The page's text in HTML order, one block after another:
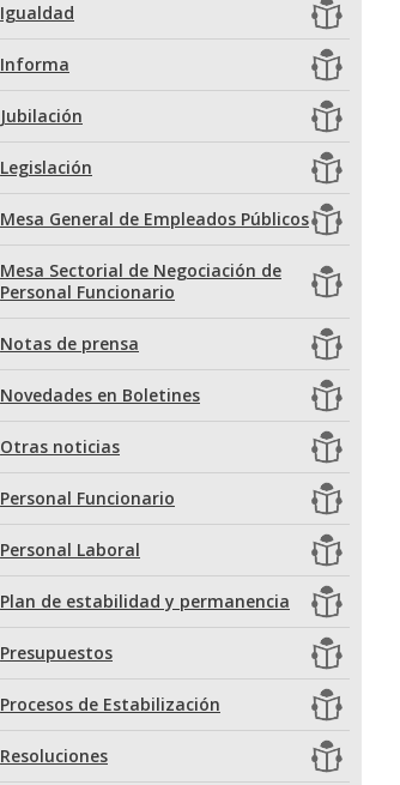
Igualdad
Informa
Jubilación
Legislación
Mesa General de Empleados Públicos
Mesa Sectorial de Negociación de
Personal Funcionario
Notas de prensa
Novedades en Boletines
Otras noticias
Personal Funcionario
Personal Laboral
Plan de estabilidad y permanencia
Presupuestos
Procesos de Estabilización
Resoluciones